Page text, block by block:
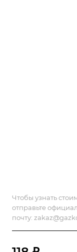
Чтобы узнать
отправьте
почту: